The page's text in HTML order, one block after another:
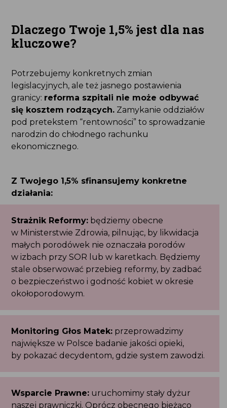
Dlaczego Twoje 1,5% jest dla nas
kluczowe?
Potrzebujemy konkretnych zmian
legislacyjnych, ale też jasnego postawienia
granicy: reforma szpitali nie może odbywać
się kosztem rodzących.Zamykanie oddziałów
pod pretekstem “rentowności” to sprowadzanie
narodzin do chłodnego rachunku
ekonomicznego.
Z Twojego 1,5% sfinansujemy konkretne
działania:
Strażnik Reformy:będziemy obecne
w Ministerstwie Zdrowia, pilnując, by likwidacja
małych porodówek nie oznaczała porodów
w izbach przy SOR lub w karetkach. Będziemy
stale obserwować przebieg reformy, by zadbać
o bezpieczeństwo i godność kobiet w okresie
okołoporodowym.
Monitoring Głos Matek:przeprowadzimy
największe w Polsce badanie jakości opieki,
by pokazać decydentom, gdzie system zawodzi.
Wsparcie Prawne:uruchomimy stały dyżur
naszej prawniczki. Oprócz obecnego bieżąco